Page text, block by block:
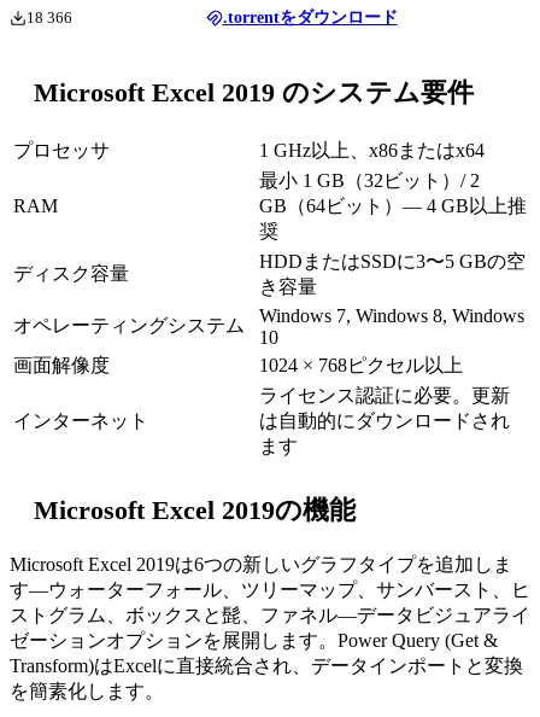
18 366 .torrentをダウンロード
Microsoft Excel 2019 のシステム要件
プロセッサ 1 GHz以上、x86またはx64
RAM
最小 1 GB（32ビット）/ 2
GB（64ビット）— 4 GB以上推
奨
ディスク容量
HDDまたはSSDに3〜5 GBの空
き容量
オペレーティングシステム
Windows 7, Windows 8, Windows
10
画面解像度
1024 × 768ピクセル以上
インターネット
ライセンス認証に必要。更新
は自動的にダウンロードされ
ます
Microsoft Excel 2019の機能
Microsoft Excel 2019は6つの新しいグラフタイプを追加しま
す—ウォーターフォール、ツリーマップ、サンバースト、ヒ
ストグラム、ボックスと髭、ファネル—データビジュアライ
ゼーションオプションを展開します。Power Query (Get &
Transform)はExcelに直接統合され、データインポートと変換
を簡素化します。